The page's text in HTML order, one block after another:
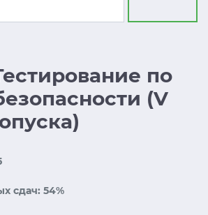
по
(V
сдач: 54%